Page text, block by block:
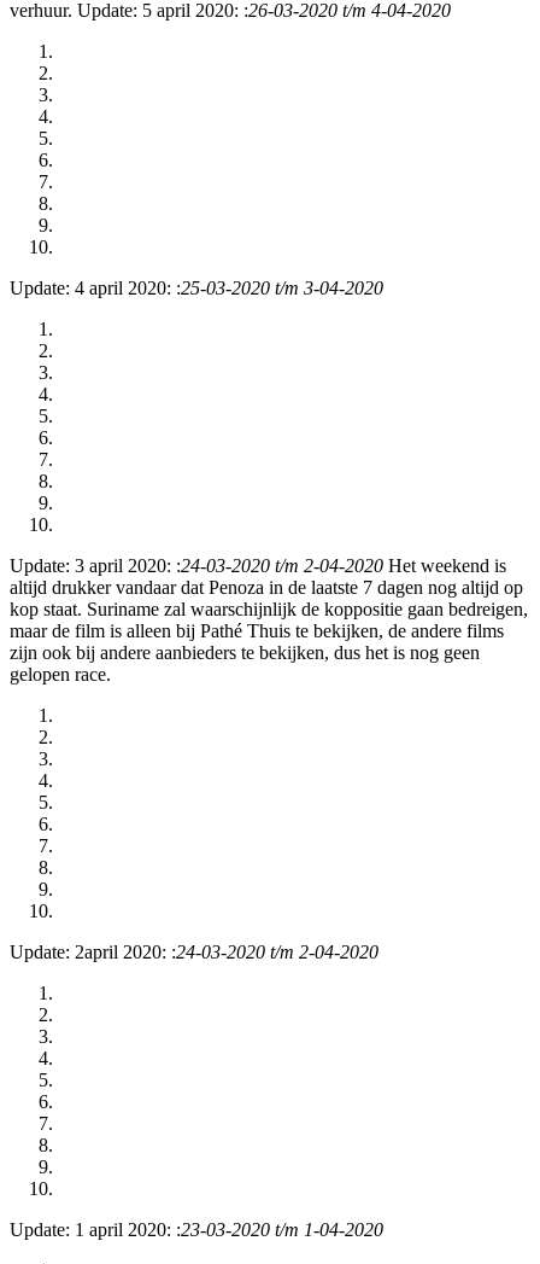
verhuur. Update: 5 april 2020: :26-03-2020 t/m 4-04-2020
Update: 4 april 2020: :25-03-2020 t/m 3-04-2020
Update: 3 april 2020: :24-03-2020 t/m 2-04-2020 Het weekend is
altijd drukker vandaar dat Penoza in de laatste 7 dagen nog altijd op
kop staat. Suriname zal waarschijnlijk de koppositie gaan bedreigen,
maar de film is alleen bij Pathé Thuis te bekijken, de andere films
zijn ook bij andere aanbieders te bekijken, dus het is nog geen
gelopen race.
Update: 2april 2020: :24-03-2020 t/m 2-04-2020
Update: 1 april 2020: :23-03-2020 t/m 1-04-2020